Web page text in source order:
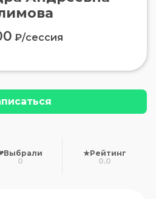
₽/сессия
Выбрали
0
★Рейтинг
0.0